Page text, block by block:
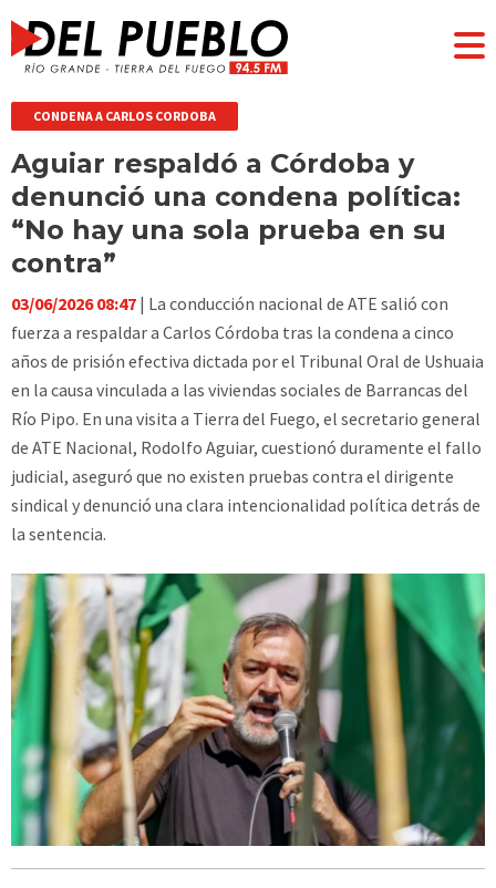
CONDENA A CARLOS CORDOBA
Aguiar respaldó a Córdoba y
denunció una condena política:
“No hay una sola prueba en su
contra”
03/06/2026 08:47 | La conducción nacional de ATE salió con
fuerza a respaldar a Carlos Córdoba tras la condena a cinco
años de prisión efectiva dictada por el Tribunal Oral de Ushuaia
en la causa vinculada a las viviendas sociales de Barrancas del
Río Pipo. En una visita a Tierra del Fuego, el secretario general
de ATE Nacional, Rodolfo Aguiar, cuestionó duramente el fallo
judicial, aseguró que no existen pruebas contra el dirigente
sindical y denunció una clara intencionalidad política detrás de
la sentencia.